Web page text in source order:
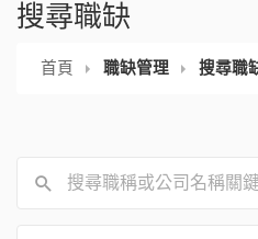
搜尋職缺
首頁 職缺管理 搜尋職